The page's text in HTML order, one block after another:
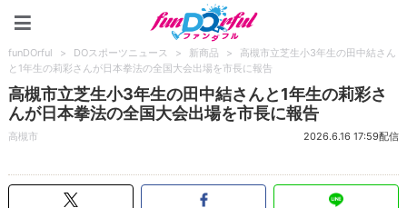
funDOrful > DOスポーツニュース > 新商品 >
高槻市立芝生小3年生の田中結さん
と1年生の莉彩さんが日本拳法の全国大会出場を市長に報告
高槻市立芝生小3年生の田中結さんと1年生の莉彩さ
んが日本拳法の全国大会出場を市長に報告
高槻市 2026.6.16 17:59配信